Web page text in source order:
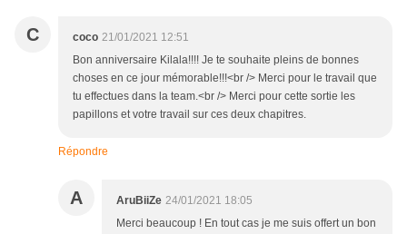
C coco 21/01/2021 12:51
Bon anniversaire Kilala!!!! Je te souhaite pleins de bonnes
choses en ce jour mémorable!!!<br /> Merci pour le travail que
tu effectues dans la team.<br /> Merci pour cette sortie les
papillons et votre travail sur ces deux chapitres.
Répondre
A AruBiiZe 24/01/2021 18:05
Merci beaucoup ! En tout cas je me suis offert un bon